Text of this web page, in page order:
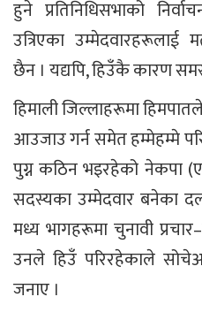
हुने प्रतिनिधिसभाको
उत्रिएका
छैन । यद्यपि, हिउँकै कारण
हिमाली जिल्लाहरूमा
आउजाउ गर्न समेत हम्मेहम्मे
पुग्न कठिन भइरहेको नेकपा
सदस्यका उम्मेदवार बनेका
मध्य भागहरूमा चुनावी
उनले हिउँ परिरहेकाले
जनाए ।